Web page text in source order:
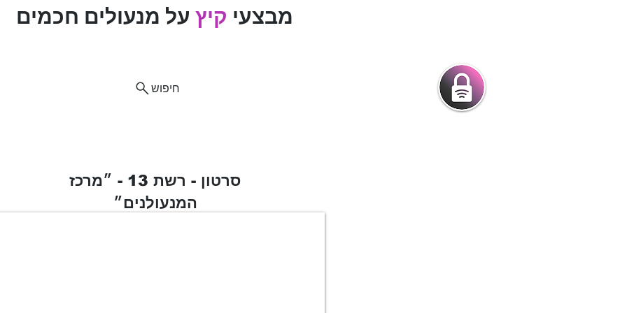
מבצעי קיץ על מנעולים חכמים
חיפוש
סרטון - רשת 13 - ״מרכז
המנעולנים״